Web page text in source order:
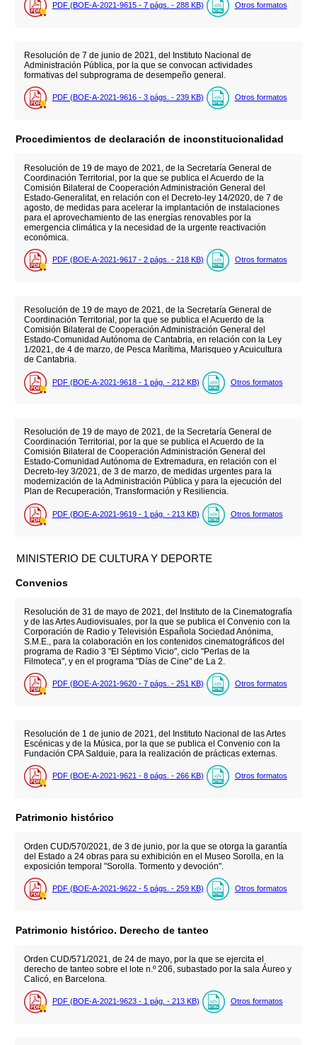
PDF (BOE-A-2021-9615 - 7 págs. - 288 KB) Otros formatos
Resolución de 7 de junio de 2021, del Instituto Nacional de
Administración Pública, por la que se convocan actividades
formativas del subprograma de desempeño general.
PDF (BOE-A-2021-9616 - 3 págs. - 239 KB) Otros formatos
Procedimientos de declaración de inconstitucionalidad
Resolución de 19 de mayo de 2021, de la Secretaría General de
Coordinación Territorial, por la que se publica el Acuerdo de la
Comisión Bilateral de Cooperación Administración General del
Estado-Generalitat, en relación con el Decreto-ley 14/2020, de 7 de
agosto, de medidas para acelerar la implantación de instalaciones
para el aprovechamiento de las energías renovables por la
emergencia climática y la necesidad de la urgente reactivación
económica.
PDF (BOE-A-2021-9617 - 2 págs. - 218 KB) Otros formatos
Resolución de 19 de mayo de 2021, de la Secretaría General de
Coordinación Territorial, por la que se publica el Acuerdo de la
Comisión Bilateral de Cooperación Administración General del
Estado-Comunidad Autónoma de Cantabria, en relación con la Ley
1/2021, de 4 de marzo, de Pesca Marítima, Marisqueo y Acuicultura
de Cantabria.
PDF (BOE-A-2021-9618 - 1 pág. - 212 KB) Otros formatos
Resolución de 19 de mayo de 2021, de la Secretaría General de
Coordinación Territorial, por la que se publica el Acuerdo de la
Comisión Bilateral de Cooperación Administración General del
Estado-Comunidad Autónoma de Extremadura, en relación con el
Decreto-ley 3/2021, de 3 de marzo, de medidas urgentes para la
modernización de la Administración Pública y para la ejecución del
Plan de Recuperación, Transformación y Resiliencia.
PDF (BOE-A-2021-9619 - 1 pág. - 213 KB) Otros formatos
MINISTERIO DE CULTURA Y DEPORTE
Convenios
Resolución de 31 de mayo de 2021, del Instituto de la Cinematografía
y de las Artes Audiovisuales, por la que se publica el Convenio con la
Corporación de Radio y Televisión Española Sociedad Anónima,
S.M.E., para la colaboración en los contenidos cinematográficos del
programa de Radio 3 "El Séptimo Vicio", ciclo "Perlas de la
Filmoteca", y en el programa "Días de Cine" de La 2.
PDF (BOE-A-2021-9620 - 7 págs. - 251 KB) Otros formatos
Resolución de 1 de junio de 2021, del Instituto Nacional de las Artes
Escénicas y de la Música, por la que se publica el Convenio con la
Fundación CPA Salduie, para la realización de prácticas externas.
PDF (BOE-A-2021-9621 - 8 págs. - 266 KB) Otros formatos
Patrimonio histórico
Orden CUD/570/2021, de 3 de junio, por la que se otorga la garantía
del Estado a 24 obras para su exhibición en el Museo Sorolla, en la
exposición temporal "Sorolla. Tormento y devoción".
PDF (BOE-A-2021-9622 - 5 págs. - 259 KB) Otros formatos
Patrimonio histórico. Derecho de tanteo
Orden CUD/571/2021, de 24 de mayo, por la que se ejercita el
derecho de tanteo sobre el lote n.º 206, subastado por la sala Áureo y
Calicó, en Barcelona.
PDF (BOE-A-2021-9623 - 1 pág. - 213 KB) Otros formatos